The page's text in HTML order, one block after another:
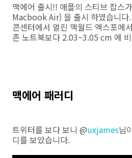
맥에어 출시!! 애플의 스티브 잡스
Macbook Air) 을 출시 하였습니다
콘센터에서 열린 맥월드 엑스포에
존 노트북보다 2.03~3.05 cm 에
맥에어 패러디
트위터를 보다 보니 @uxjames님
디를 보았습니다.